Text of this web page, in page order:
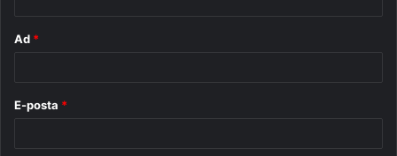
Ad *
E-posta *